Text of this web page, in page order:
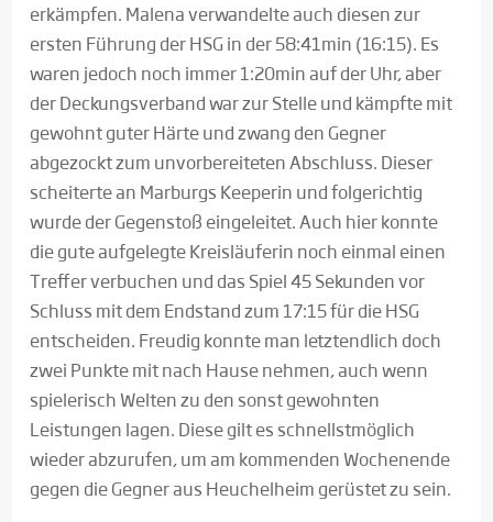
erkämpfen. Malena verwandelte auch diesen zur
ersten Führung der HSG in der 58:41min (16:15). Es
waren jedoch noch immer 1:20min auf der Uhr, aber
der Deckungsverband war zur Stelle und kämpfte mit
gewohnt guter Härte und zwang den Gegner
abgezockt zum unvorbereiteten Abschluss. Dieser
scheiterte an Marburgs Keeperin und folgerichtig
wurde der Gegenstoß eingeleitet. Auch hier konnte
die gute aufgelegte Kreisläuferin noch einmal einen
Treffer verbuchen und das Spiel 45 Sekunden vor
Schluss mit dem Endstand zum 17:15 für die HSG
entscheiden. Freudig konnte man letztendlich doch
zwei Punkte mit nach Hause nehmen, auch wenn
spielerisch Welten zu den sonst gewohnten
Leistungen lagen. Diese gilt es schnellstmöglich
wieder abzurufen, um am kommenden Wochenende
gegen die Gegner aus Heuchelheim gerüstet zu sein.